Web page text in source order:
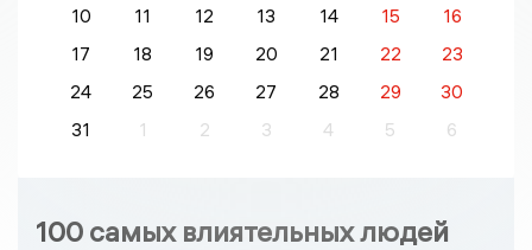
10 11 12 13 14 15
16
17
18 19 20 21 22
23
24
25 26 27 28 29
30
31
1 2 3 4 5 6
100 самых влиятельных людей